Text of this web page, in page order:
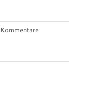
Kommentare